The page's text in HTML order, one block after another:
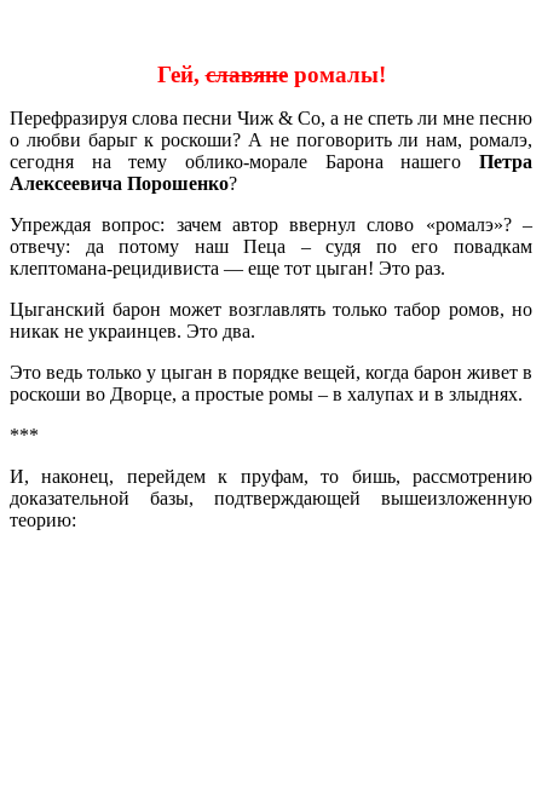
Гей,славянеромалы!
Перефразируя слова песни Чиж & Co, а не спеть ли мне песню
о любви барыг к роскоши? А не поговорить ли нам, ромалэ,
сегодня на тему облико-морале Барона нашего Петра
Алексеевича Порошенко?
Упреждая вопрос: зачем автор ввернул слово «ромалэ»? –
отвечу: да потому наш Пеца – судя по его повадкам
клептомана-рецидивиста — еще тот цыган! Это раз.
Цыганский барон может возглавлять только табор ромов, но
никак не украинцев. Это два.
Это ведь только у цыган в порядке вещей, когда барон живет в
роскоши во Дворце, а простые ромы – в халупах и в злыднях.
***
И, наконец, перейдем к пруфам, то бишь, рассмотрению
доказательной базы, подтверждающей вышеизложенную
теорию: